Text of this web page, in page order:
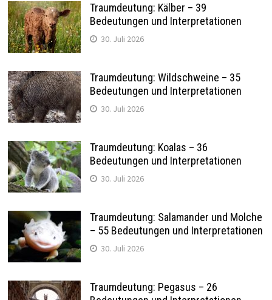
Traumdeutung: Kälber – 39
Bedeutungen und Interpretationen
30. Juli 2026
Traumdeutung: Wildschweine – 35
Bedeutungen und Interpretationen
30. Juli 2026
Traumdeutung: Koalas – 36
Bedeutungen und Interpretationen
30. Juli 2026
Traumdeutung: Salamander und Molche
– 55 Bedeutungen und Interpretationen
30. Juli 2026
Traumdeutung: Pegasus – 26